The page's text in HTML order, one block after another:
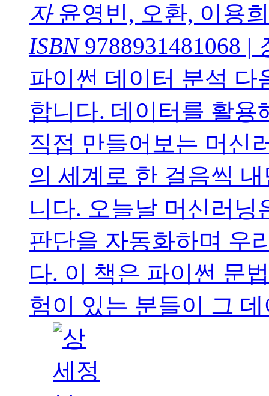
자윤영빈, 오환, 이용희
ISBN9788931481068 |
파이썬 데이터 분석 다
합니다. 데이터를 활
직접 만들어보는 머신
의 세계로 한 걸음씩
니다. 오늘날 머신러
판단을 자동화하며 우
다. 이 책은 파이썬 문
험이 있는 분들이 그 데